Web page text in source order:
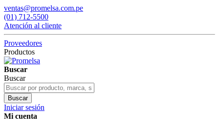
ventas@promelsa.com.pe
(01) 712-5500
Atención al cliente
Proveedores
Productos
Buscar
Buscar
Buscar
Iniciar sesión
Mi cuenta